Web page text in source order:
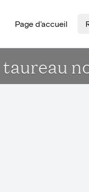
Page d'accueil